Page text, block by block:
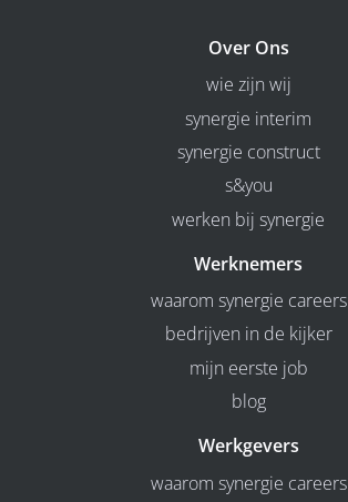
Over Ons
wie zijn wij
synergie interim
synergie construct
s&you
werken bij synergie
Werknemers
waarom synergie careers
bedrijven in de kijker
mijn eerste job
blog
Werkgevers
waarom synergie careers